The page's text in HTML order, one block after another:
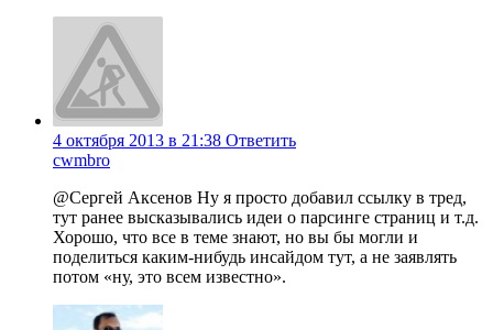
4 октября 2013 в 21:38 Ответить
cwmbro
@Сергей Аксенов Ну я просто добавил ссылку в тред,
тут ранее высказывались идеи о парсинге страниц и т.д.
Хорошо, что все в теме знают, но вы бы могли и
поделиться каким-нибудь инсайдом тут, а не заявлять
потом «ну, это всем известно».